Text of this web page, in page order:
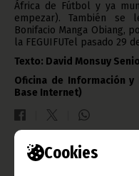
Cookies
África de Fútbol y ya
empezar). También se
Bonifacio Manga Obiang,
la FEGUIFUTel pasado 29
Texto: David Monsuy
Oficina de Información y
Base Internet)
Gobierno e